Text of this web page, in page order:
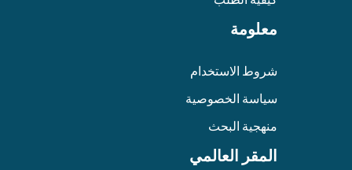
معلومة
شروط الاستخدام
سياسة الخصوصية
منهجية البحث
المقر العالمي